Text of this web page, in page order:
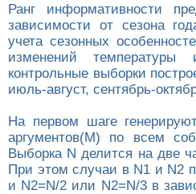
Ранг информативности
зависимости от сезона
учета сезонных
изменений
контрольные выборки
июль-август, сентябрь-
На первом шаге
аргументов(M) по всем
Выборка N делится на две
При этом случаи в N1 и N2
и N2=N/2 или N2=N/3 в